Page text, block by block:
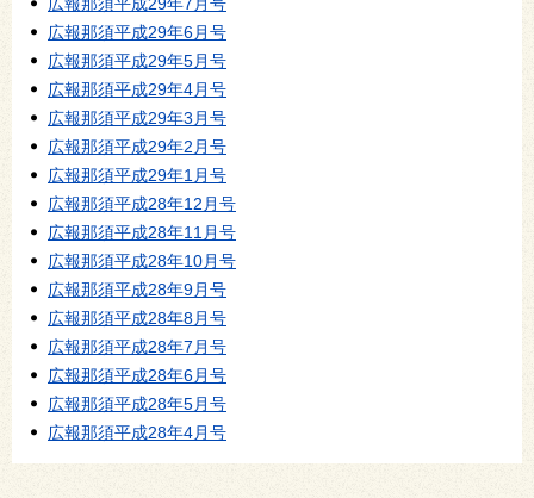
広報那須平成29年6月号
広報那須平成29年5月号
広報那須平成29年4月号
広報那須平成29年3月号
広報那須平成29年2月号
広報那須平成29年1月号
広報那須平成28年12月号
広報那須平成28年11月号
広報那須平成28年10月号
広報那須平成28年9月号
広報那須平成28年8月号
広報那須平成28年7月号
広報那須平成28年6月号
広報那須平成28年5月号
広報那須平成28年4月号